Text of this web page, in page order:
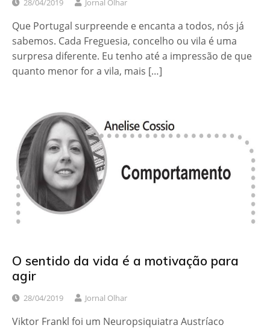
28/04/2019 Jornal Olhar
Que Portugal surpreende e encanta a todos, nós já
sabemos. Cada Freguesia, concelho ou vila é uma
surpresa diferente. Eu tenho até a impressão de que
quanto menor for a vila, mais […]
O sentido da vida é a motivação para
agir
28/04/2019 Jornal Olhar
Viktor Frankl foi um Neuropsiquiatra Austríaco